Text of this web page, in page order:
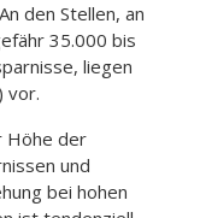
den Stellen, an
35.000 bis
liegen
vor.
Höhe der
und
bei hohen